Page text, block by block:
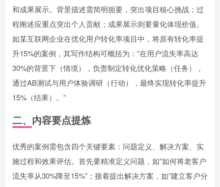
和成果展示。背景描述需简明扼要，突出项目核心挑战；过
程阐述应重点突出个人贡献；成果展示则要量化体现价值。
如某互联网企业在优化用户转化率项目中，将原有转化率提
升15%的案例，其写作结构可概括为：”在用户流失率高达
30%的背景下（情境），负责制定转化优化策略（任务），
通过AB测试与用户体验调研（行动），最终实现转化率提升
15%（结果）。”
二、内容要点提炼
优秀的案例需包含四个关键要素：问题定义、解决方案、实
施过程和效果评估。首先要精准定义问题，如”如何将老客户
流失率从30%降至15%”；接着提出解决方案，如”建立客户分